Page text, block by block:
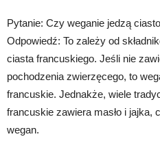
Pytanie: Czy weganie jedzą
Odpowiedź: To zależy od
ciasta francuskiego. Jeśli nie
pochodzenia zwierzęcego, to
francuskie. Jednakże, wiele
francuskie zawiera masło i jajka,
wegan.